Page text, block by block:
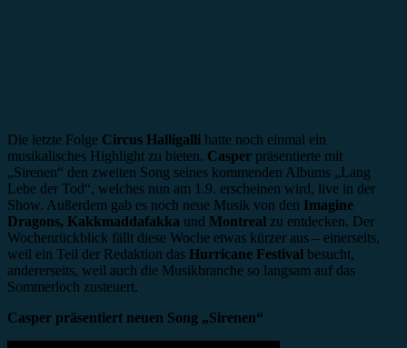
Die letzte Folge Circus Halligalli hatte noch einmal ein
musikalisches Highlight zu bieten. Casper präsentierte mit
„Sirenen“ den zweiten Song seines kommenden Albums „Lang
Lebe der Tod“, welches nun am 1.9. erscheinen wird, live in der
Show. Außerdem gab es noch neue Musik von den Imagine
Dragons, Kakkmaddafakka und Montreal zu entdecken. Der
Wochenrückblick fällt diese Woche etwas kürzer aus – einerseits,
weil ein Teil der Redaktion das Hurricane Festival besucht,
andererseits, weil auch die Musikbranche so langsam auf das
Sommerloch zusteuert.
Casper präsentiert neuen Song „Sirenen“